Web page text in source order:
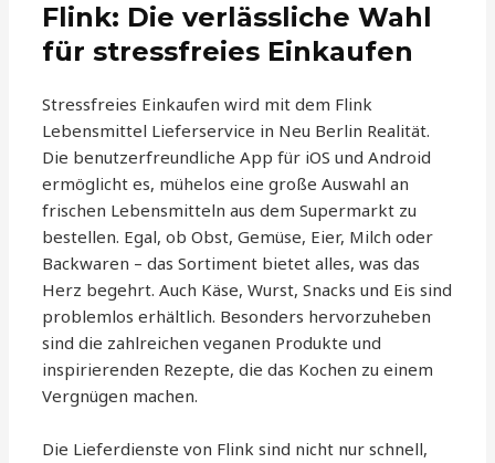
Flink: Die verlässliche Wahl
für stressfreies Einkaufen
Stressfreies Einkaufen wird mit dem Flink
Lebensmittel Lieferservice in Neu Berlin Realität.
Die benutzerfreundliche App für iOS und Android
ermöglicht es, mühelos eine große Auswahl an
frischen Lebensmitteln aus dem Supermarkt zu
bestellen. Egal, ob Obst, Gemüse, Eier, Milch oder
Backwaren – das Sortiment bietet alles, was das
Herz begehrt. Auch Käse, Wurst, Snacks und Eis sind
problemlos erhältlich. Besonders hervorzuheben
sind die zahlreichen veganen Produkte und
inspirierenden Rezepte, die das Kochen zu einem
Vergnügen machen.
Die Lieferdienste von Flink sind nicht nur schnell,